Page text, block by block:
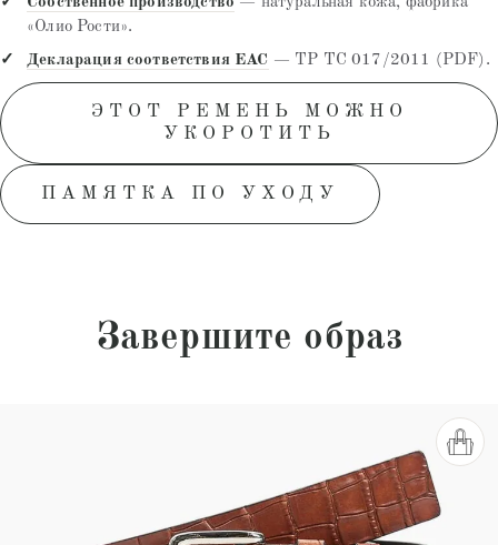
«Олио Рости».
Декларация соответствия EAC — ТР ТС 017/2011 (PDF).
ЭТОТ РЕМЕНЬ МОЖНО
УКОРОТИТЬ
ПАМЯТКА ПО УХОДУ
Завершите образ